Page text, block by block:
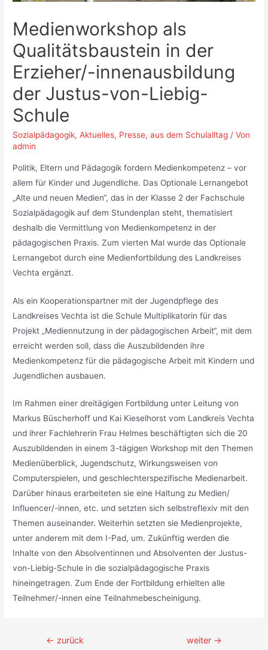
Medienworkshop als
Qualitätsbaustein in der
Erzieher/-innenausbildung
der Justus-von-Liebig-
Schule
Sozialpädagogik,Aktuelles, Presse,aus dem Schulalltag / Von
admin
Politik, Eltern und Pädagogik fordern Medienkompetenz – vor
allem für Kinder und Jugendliche. Das Optionale Lernangebot
„Alte und neuen Medien“, das in der Klasse 2 der Fachschule
Sozialpädagogik auf dem Stundenplan steht, thematisiert
deshalb die Vermittlung von Medienkompetenz in der
pädagogischen Praxis. Zum vierten Mal wurde das Optionale
Lernangebot durch eine Medienfortbildung des Landkreises
Vechta ergänzt.
Als ein Kooperationspartner mit der Jugendpflege des
Landkreises Vechta ist die Schule Multiplikatorin für das
Projekt „Mediennutzung in der pädagogischen Arbeit“, mit dem
erreicht werden soll, dass die Auszubildenden ihre
Medienkompetenz für die pädagogische Arbeit mit Kindern und
Jugendlichen ausbauen.
Im Rahmen einer dreitägigen Fortbildung unter Leitung von
Markus Büscherhoff und Kai Kieselhorst vom Landkreis Vechta
und ihrer Fachlehrerin Frau Helmes beschäftigten sich die 20
Auszubildenden in einem 3-tägigen Workshop mit den Themen
Medienüberblick, Jugendschutz, Wirkungsweisen von
Computerspielen, und geschlechterspezifische Medienarbeit.
Darüber hinaus erarbeiteten sie eine Haltung zu Medien/
Influencer/-innen, etc. und setzten sich selbstreflexiv mit den
Themen auseinander. Weiterhin setzten sie Medienprojekte,
unter anderem mit dem I-Pad, um. Zukünftig werden die
Inhalte von den Absolventinnen und Absolventen der Justus-
von-Liebig-Schule in die sozialpädagogische Praxis
hineingetragen. Zum Ende der Fortbildung erhielten alle
Teilnehmer/-innen eine Teilnahmebescheinigung.
Beitragsnavigation
← zurück weiter →